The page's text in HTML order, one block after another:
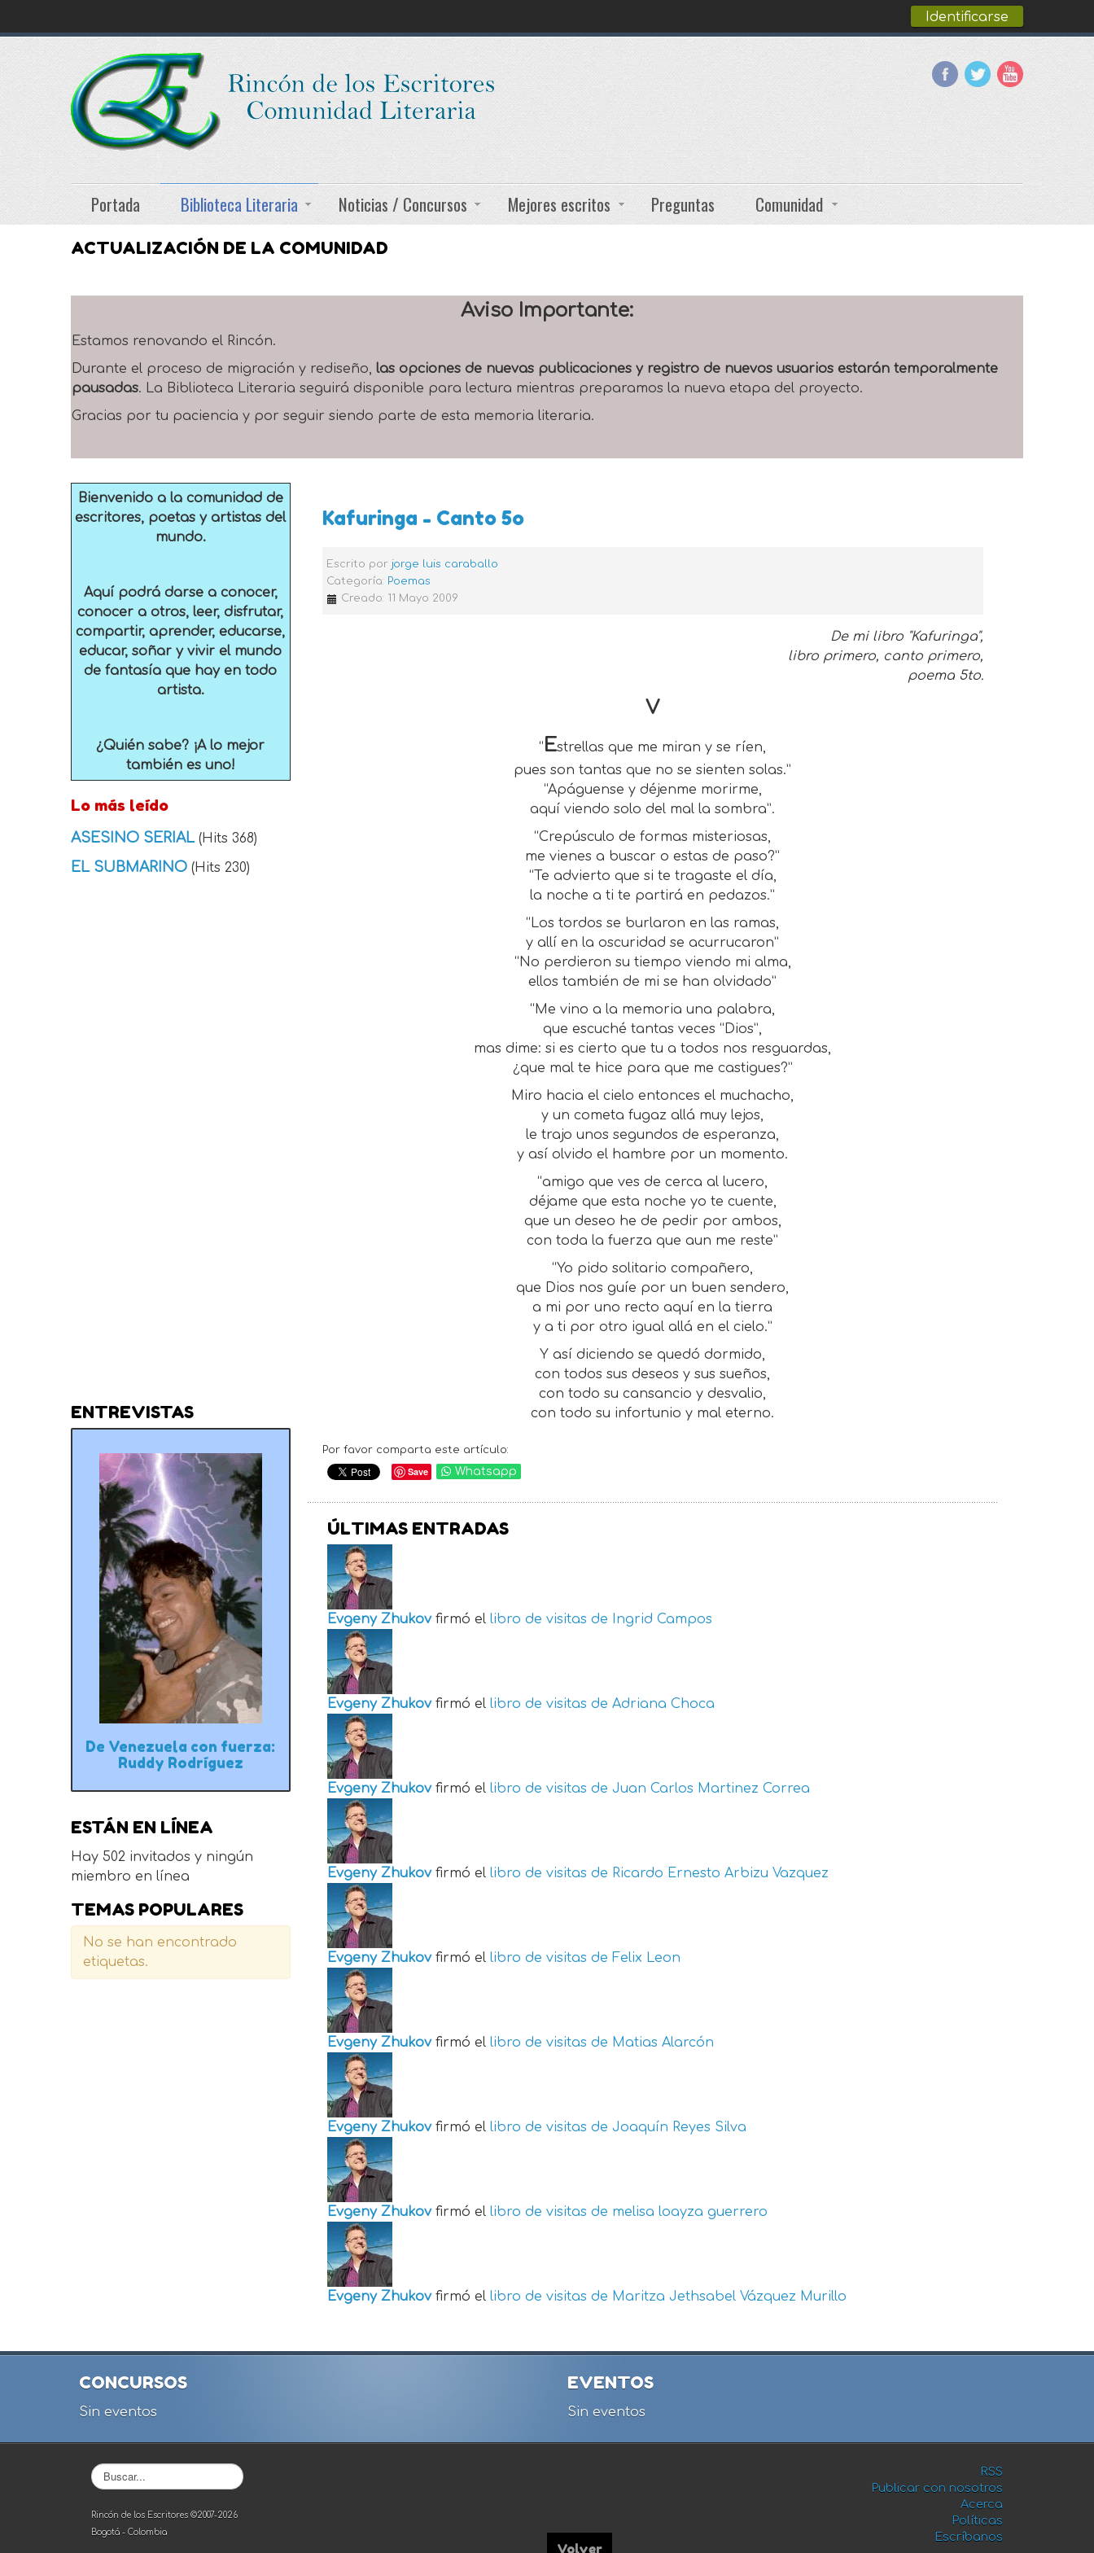
Identificarse
Portada Biblioteca Literaria Noticias / Concursos Mejores escritos Preguntas Comunidad
ACTUALIZACIÓN DE LA COMUNIDAD
Aviso Importante:
Estamos renovando el Rincón.
Durante el proceso de migración y rediseño, las opciones de nuevas publicaciones y registro de nuevos usuarios estarán temporalmente
pausadas. La Biblioteca Literaria seguirá disponible para lectura mientras preparamos la nueva etapa del proyecto.
Gracias por tu paciencia y por seguir siendo parte de esta memoria literaria.
Kafuringa - Canto 5o
Escrito por jorge luis caraballo
Categoría: Poemas
Creado: 11 Mayo 2009
De mi libro "Kafuringa",
libro primero, canto primero,
poema 5to.
V
“Estrellas que me miran y se ríen,
pues son tantas que no se sienten solas.”
“Apáguense y déjenme morirme,
aquí viendo solo del mal la sombra”.
“Crepúsculo de formas misteriosas,
me vienes a buscar o estas de paso?”
“Te advierto que si te tragaste el día,
la noche a ti te partirá en pedazos.”
“Los tordos se burlaron en las ramas,
y allí en la oscuridad se acurrucaron”
“No perdieron su tiempo viendo mi alma,
ellos también de mi se han olvidado”
“Me vino a la memoria una palabra,
que escuché tantas veces “Dios”,
mas dime: si es cierto que tu a todos nos resguardas,
¿que mal te hice para que me castigues?”
Miro hacia el cielo entonces el muchacho,
y un cometa fugaz allá muy lejos,
le trajo unos segundos de esperanza,
y así olvido el hambre por un momento.
“amigo que ves de cerca al lucero,
déjame que esta noche yo te cuente,
que un deseo he de pedir por ambos,
con toda la fuerza que aun me reste”
“Yo pido solitario compañero,
que Dios nos guíe por un buen sendero,
a mi por uno recto aquí en la tierra
y a ti por otro igual allá en el cielo.”
Y así diciendo se quedó dormido,
con todos sus deseos y sus sueños,
con todo su cansancio y desvalio,
con todo su infortunio y mal eterno.
Por favor comparta este artículo:
Save Whatsapp
ÚLTIMAS ENTRADAS
Evgeny Zhukov firmó el libro de visitas de Ingrid Campos
Evgeny Zhukov firmó el libro de visitas de Adriana Choca
Evgeny Zhukov firmó el libro de visitas de Juan Carlos Martinez Correa
Evgeny Zhukov firmó el libro de visitas de Ricardo Ernesto Arbizu Vazquez
Evgeny Zhukov firmó el libro de visitas de Felix Leon
Evgeny Zhukov firmó el libro de visitas de Matias Alarcón
Evgeny Zhukov firmó el libro de visitas de Joaquín Reyes Silva
Evgeny Zhukov firmó el libro de visitas de melisa loayza guerrero
Evgeny Zhukov firmó el libro de visitas de Maritza Jethsabel Vázquez Murillo
Bienvenido a la comunidad de
escritores, poetas y artistas del
mundo.
Aquí podrá darse a conocer,
conocer a otros, leer, disfrutar,
compartir, aprender, educarse,
educar, soñar y vivir el mundo
de fantasía que hay en todo
artista.
¿Quién sabe? ¡A lo mejor
también es uno!
Lo más leído
ASESINO SERIAL (Hits 368)
EL SUBMARINO (Hits 230)
ENTREVISTAS
De Venezuela con fuerza:
Ruddy Rodríguez
ESTÁN EN LÍNEA
Hay 502 invitados y ningún
miembro en línea
TEMAS POPULARES
No se han encontrado
etiquetas.
CONCURSOS
Sin eventos
EVENTOS
Sin eventos
Buscar...
Rincón de los Escritores ©2007-2026
Bogotá - Colombia
RSS
Publicar con nosotros
Acerca
Políticas
Escríbanos
Volver